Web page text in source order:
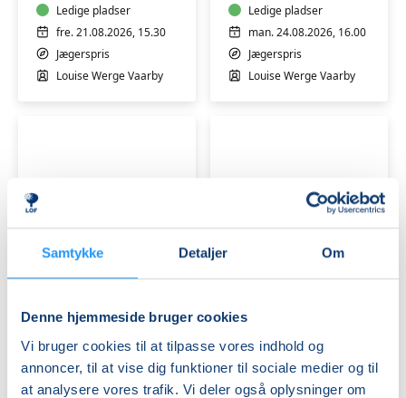
Samtykke Detaljer Om
Denne hjemmeside bruger cookies
Vi bruger cookies til at tilpasse vores indhold og
annoncer, til at vise dig funktioner til sociale medier og til
at analysere vores trafik. Vi deler også oplysninger om
voksne
-
fredag
eftermiddag
Ledige pladser
fre. 21.08.2026, 15.30
Jægerspris
Louise Werge Vaarby
voksne
Ledige pladser
man. 24.08.2026, 16.00
Jægerspris
Louise Werge Vaarby
Ladies
Only
-
danse
fitness
Ledige pladser
man. 31.08.2026, 11.15
Jægerspris
Gitte Ziebell Hertz
Gotvedbevægelse
afspænding
man. 31.08.2026, 10.00
Jægerspris
Gitte Ziebell Hertz